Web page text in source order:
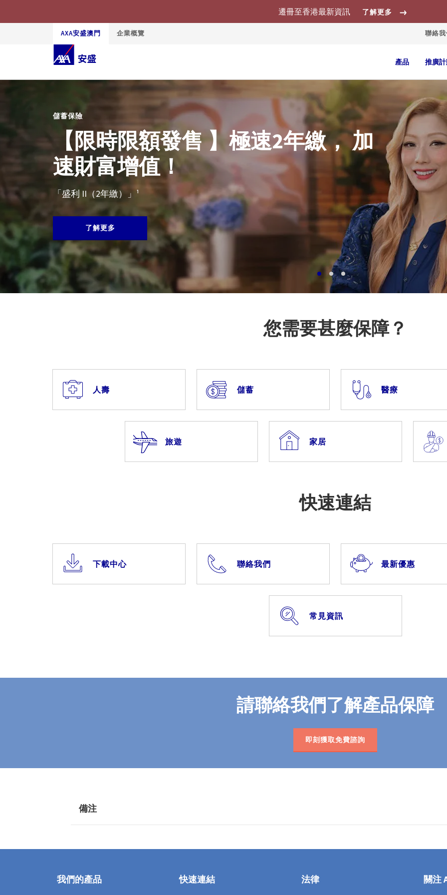
遷冊至香港最新資訊 了解更多
AXA安盛澳門 企業概覽 聯絡
產品 推廣
儲蓄保險
【限時限額發售 】極速2年繳， 加
速財富增值！
「盛利 II（2年繳）」¹
了解更多
您需要甚麼保障？
人壽 儲蓄 醫療
旅遊 家居
快速連結
​​下載中心 聯絡我們 最新優惠
常見資訊
請聯絡我們了解產品保障
即刻獲取免費諮詢
備注
我們的產品 快速連結 法律 關注